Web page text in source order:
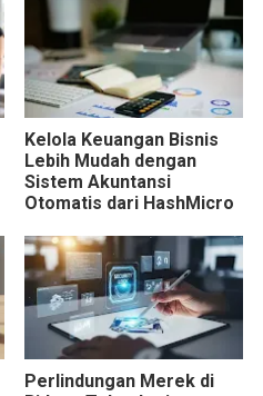
Kelola Keuangan Bisnis
Lebih Mudah dengan
Sistem Akuntansi
Otomatis dari HashMicro
Perlindungan Merek di